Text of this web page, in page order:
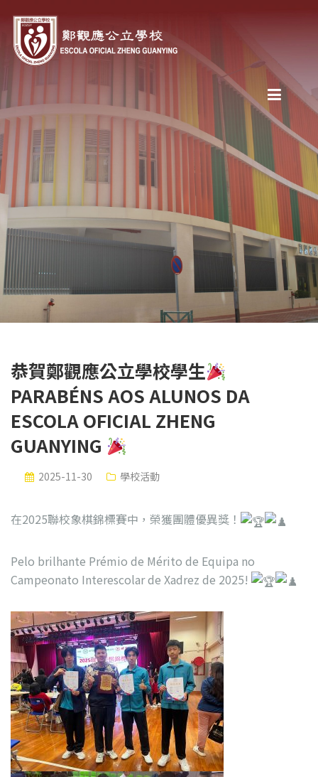
恭賀鄭觀應公立學校學生
PARABÉNS AOS ALUNOS DA
ESCOLA OFICIAL ZHENG
GUANYING
2025-11-30 學校活動
在2025聯校象棋錦標賽中，榮獲團體優異獎！
Pelo brilhante Prémio de Mérito de Equipa no
Campeonato Interescolar de Xadrez de 2025!